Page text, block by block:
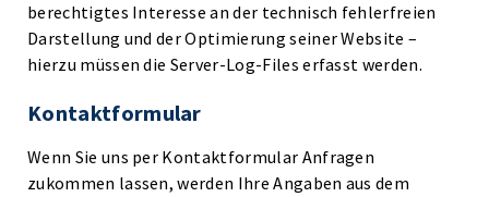
berechtigtes Interesse an der technisch fehlerfreien
Darstellung und der Optimierung seiner Website –
hierzu müssen die Server-Log-Files erfasst werden.
Kontaktformular
Wenn Sie uns per Kontaktformular Anfragen
zukommen lassen, werden Ihre Angaben aus dem